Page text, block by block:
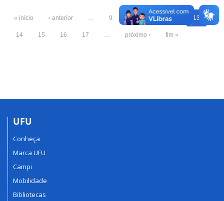
« início ‹ anterior … 9 10 11 12 13
14 15 16 17 … próximo › fim »
UFU
Conheça
Marca UFU
Campi
Mobilidade
Bibliotecas